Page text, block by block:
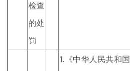
检查
的处
罚
1.《中华人民共和